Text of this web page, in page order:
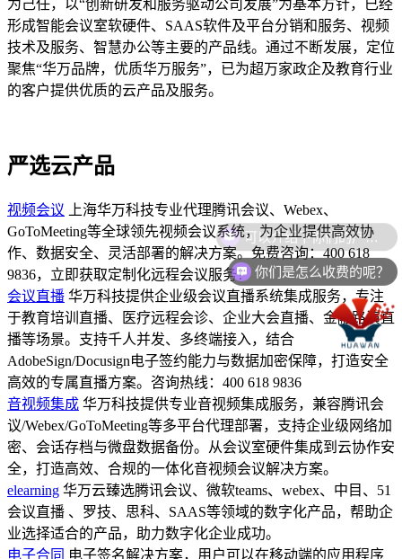
为己任，以“创新研发和服务驱动公司发展”为基本方针，已经
形成智能会议室软硬件、SAAS软件及平台分销和服务、视频
技术及服务、智慧办公等主要的产品线。通过不断发展，定位
聚焦“华万品牌，优质华万服务”，已为超万家政企及教育行业
的客户提供优质的云产品及服务。
严选云产品
视频会议
上海华万科技专业代理腾讯会议、Webex、
GoToMeeting等全球领先视频会议系统，为企业提供高效协
作、数据安全、灵活部署的解决方案。免费咨询：400 618
9836，立即获取定制化远程会议服务！
会议直播 华万科技提供企业级会议直播系统集成服务，专注
于教育培训直播、医疗远程会诊、企业大会直播、金融路演直
播等场景。支持千人并发、多终端接入，结合
AdobeSign/Docusign电子签约能力与数据加密保障，打造安全
高效的专属直播方案。咨询热线：400 618 9836
音视频集成 华万科技提供专业音视频集成服务，兼容腾讯会
议/Webex/GoToMeeting等多平台代理部署，支持企业级网络加
密、会话存档与微盘数据备份。从会议室硬件集成到云协作安
全，打造高效、合规的一体化音视频会议解决方案。
elearning 华万云臻选腾讯会议、微软teams、webex、中目、51
会议直播 、罗技、思科、SAAS等领域的数字化产品，帮助企
业选择适合的产品，助力数字化企业成功。
电子合同 电子签名解决方案，用户可以在移动端的应用程序
可以介绍下你们的产品么？
你们是怎么收费的呢？